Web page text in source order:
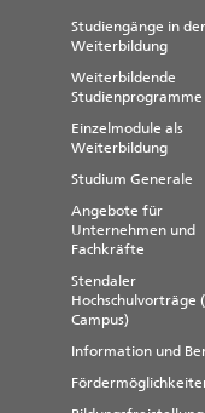
Studiengänge in der
Weiterbildung
Weiterbildende
Studienprogramme
Einzelmodule als
Weiterbildung
Studium Generale
Angebote für
Unternehmen und
Fachkräfte
Stendaler
Hochschulvorträge
Campus)
Information und